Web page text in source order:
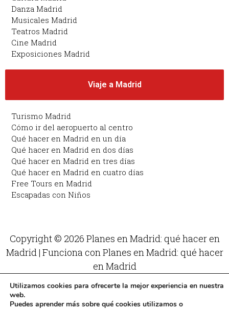
Danza Madrid
Musicales Madrid
Teatros Madrid
Cine Madrid
Exposiciones Madrid
Viaje a Madrid
Turismo Madrid
Cómo ir del aeropuerto al centro
Qué hacer en Madrid en un día
Qué hacer en Madrid en dos días
Qué hacer en Madrid en tres días
Qué hacer en Madrid en cuatro días
Free Tours en Madrid
Escapadas con Niños
Copyright © 2026 Planes en Madrid: qué hacer en
Madrid | Funciona con Planes en Madrid: qué hacer
en Madrid
Utilizamos cookies para ofrecerte la mejor experiencia en nuestra
web.
Puedes aprender más sobre qué cookies utilizamos o